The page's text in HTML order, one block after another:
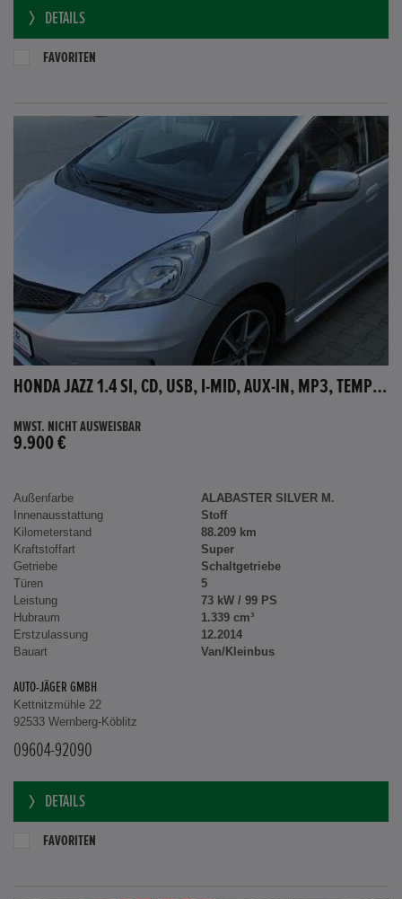
DETAILS
FAVORITEN
HONDA JAZZ 1.4 SI, CD, USB, I-MID, AUX-IN, MP3, TEMPOMAT
MWST. NICHT AUSWEISBAR
9.900 €
Außenfarbe
ALABASTER SILVER M.
Innenausstattung
Stoff
Kilometerstand
88.209 km
Kraftstoffart
Super
Getriebe
Schaltgetriebe
Türen
5
Leistung
73 kW / 99 PS
Hubraum
1.339 cm³
Erstzulassung
12.2014
Bauart
Van/Kleinbus
AUTO-JÄGER GMBH
Kettnitzmühle 22
92533 Wernberg-Köblitz
09604-92090
DETAILS
FAVORITEN